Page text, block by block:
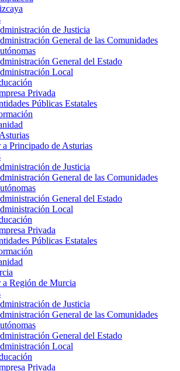
de Justicia
General de las Comunidades
General del Estado
Local
Privada
Públicas Estatales
a Principado de Asturias
de Justicia
General de las Comunidades
General del Estado
Local
Privada
Públicas Estatales
a Región de Murcia
de Justicia
General de las Comunidades
General del Estado
Local
Privada